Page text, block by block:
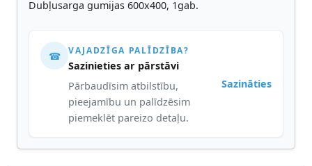
Dubļusarga gumijas 600x400, 1gab.
☎ VAJADZĪGA PALĪDZĪBA?
Sazinieties ar pārstāvi
Pārbaudīsim atbilstību,
pieejamību un palīdzēsim
piemeklēt pareizo detaļu.
Sazināties